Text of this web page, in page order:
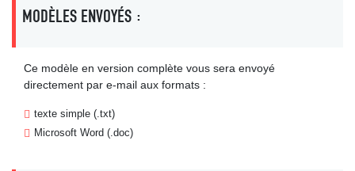
MODÈLES ENVOYÉS :
Ce modèle en version complète vous sera envoyé
directement par e-mail aux formats :
texte simple (.txt)
Microsoft Word (.doc)